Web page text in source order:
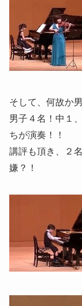
そして、何故か
男子４名！中１
ちが演奏！！
講評も頂き、２
嫌？！